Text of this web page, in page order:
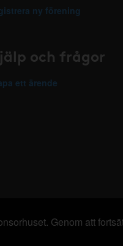
ny förening
och frågor
ett ärende
Genom att